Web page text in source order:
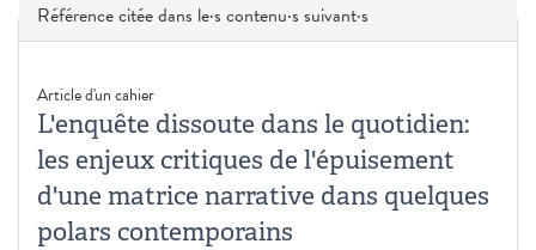
Masquer
Référence citée dans le·s contenu·s suivant·s
Article d'un cahier
L'enquête dissoute dans le quotidien:
les enjeux critiques de l'épuisement
d'une matrice narrative dans quelques
polars contemporains